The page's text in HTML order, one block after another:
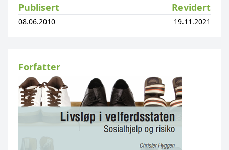
Publisert Revidert
08.06.2010 19.11.2021
Forfatter